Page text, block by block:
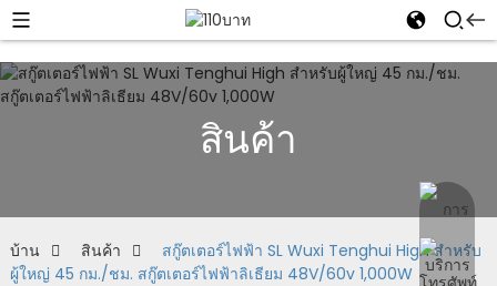
สินค้า
บ้าน สินค้า
สกู๊ตเตอร์ไฟฟ้า SL Wuxi Tenghui High สำหรับ
ผู้ใหญ่ 45 กม./ชม. สกู๊ตเตอร์ไฟฟ้าลิเธียม 48V/60v 1,000W